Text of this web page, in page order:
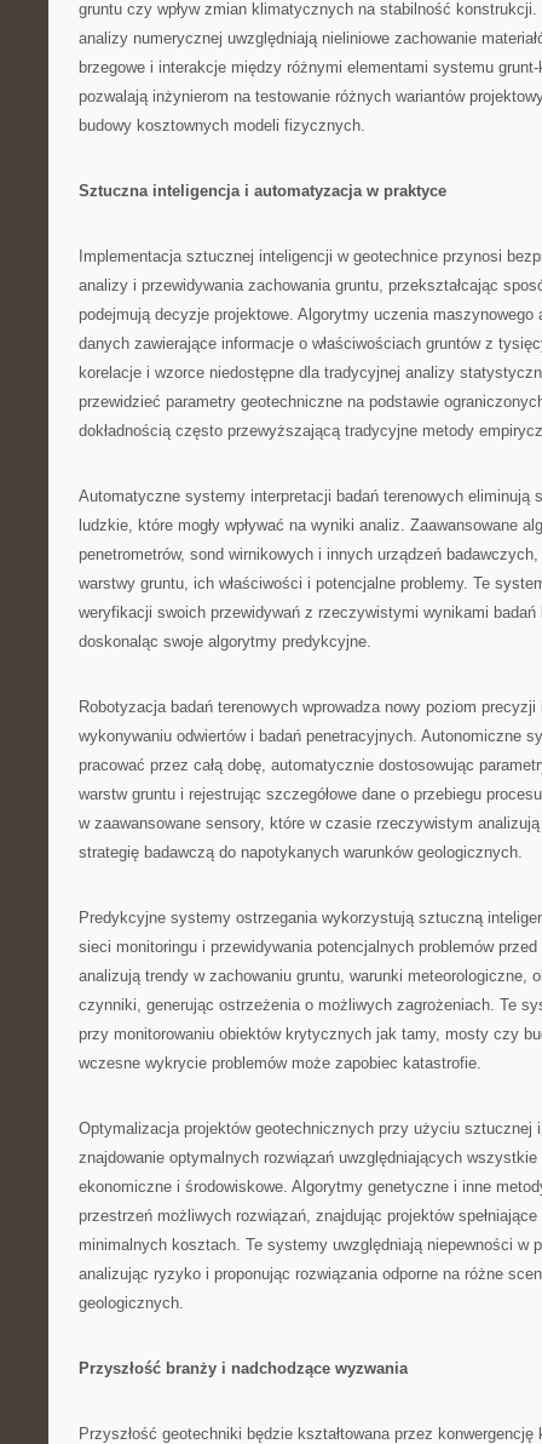
gruntu czy wpływ zmian klimatycznych na stabilność konstrukcji.
analizy numerycznej uwzględniają nieliniowe zachowanie
brzegowe i interakcje między różnymi elementami systemu
pozwalają inżynierom na testowanie różnych wariantów
budowy kosztownych modeli fizycznych.
Sztuczna inteligencja i automatyzacja w praktyce
Implementacja sztucznej inteligencji w geotechnice przynosi
analizy i przewidywania zachowania gruntu, przekształcając
podejmują decyzje projektowe. Algorytmy uczenia maszynowego
danych zawierające informacje o właściwościach gruntów z
korelacje i wzorce niedostępne dla tradycyjnej analizy
przewidzieć parametry geotechniczne na podstawie
dokładnością często przewyższającą tradycyjne metody
Automatyczne systemy interpretacji badań terenowych eliminują
ludzkie, które mogły wpływać na wyniki analiz. Zaawansowane
penetrometrów, sond wirnikowych i innych urządzeń
warstwy gruntu, ich właściwości i potencjalne problemy. Te
weryfikacji swoich przewidywań z rzeczywistymi wynikami badań
doskonaląc swoje algorytmy predykcyjne.
Robotyzacja badań terenowych wprowadza nowy poziom
wykonywaniu odwiertów i badań penetracyjnych. Autonomiczne
pracować przez całą dobę, automatycznie dostosowując
warstw gruntu i rejestrując szczegółowe dane o przebiegu
w zaawansowane sensory, które w czasie rzeczywistym
strategię badawczą do napotykanych warunków geologicznych.
Predykcyjne systemy ostrzegania wykorzystują sztuczną
sieci monitoringu i przewidywania potencjalnych problemów
analizują trendy w zachowaniu gruntu, warunki meteorologiczne,
czynniki, generując ostrzeżenia o możliwych zagrożeniach. Te
przy monitorowaniu obiektów krytycznych jak tamy, mosty czy
wczesne wykrycie problemów może zapobiec katastrofie.
Optymalizacja projektów geotechnicznych przy użyciu sztucznej
znajdowanie optymalnych rozwiązań uwzględniających
ekonomiczne i środowiskowe. Algorytmy genetyczne i inne
przestrzeń możliwych rozwiązań, znajdując projektów
minimalnych kosztach. Te systemy uwzględniają niepewności w
analizując ryzyko i proponując rozwiązania odporne na różne
geologicznych.
Przyszłość branży i nadchodzące wyzwania
Przyszłość geotechniki będzie kształtowana przez konwergencję